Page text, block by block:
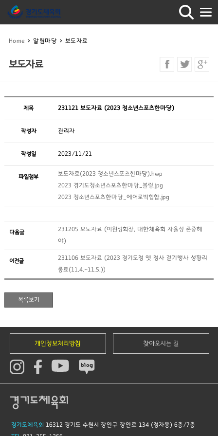
Home > 알림마당 > 보도자료
보도자료
제목 231121 보도자료 (2023 청소년스포츠한마당)
작성자 관리자
작성일 2023/11/21
파일첨부
보도자료(2023 청소년스포츠한마당).hwp
2023 경기도청소년스포츠한마당_볼링.jpg
2023 청소년스포츠한마당_에어로빅힙합.jpg
다음글
231205 보도자료 (이원성회장, 대한체육회 자율성 존중해
야)
이전글
231106 보도자료 (2023 경기도청 옛 청사 걷기행사 성황리
종료(11.4.~11.5.))
개인정보처리방침 찾아오시는 길
경기도체육회 16312 경기도 수원시 장안구 장안로 134 (정자동) 6층/7층